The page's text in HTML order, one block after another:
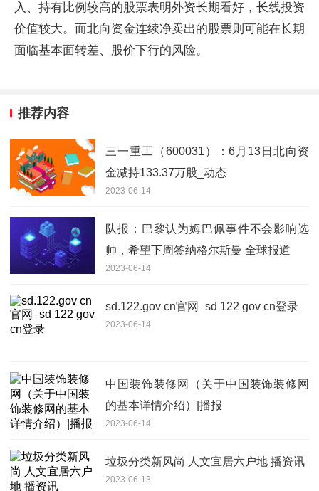
入、持有比例较高的股票表明外资长期看好，长线投资
价值较大。而北向资金连续净卖出的股票则可能在长期
面临基本面转差、股价下行的风险。
推荐内容
三一重工（600031）：6月13日北向资
金减持133.37万股_动态
2023-06-14
队报：巴黎认为姆巴佩事件不会影响选
帅，希望下周签纳格尔斯曼 全球报道
2023-06-14
sd.122.gov cn官网_sd 122 gov cn登录
2023-06-14
中国装饰装修网（关于中国装饰装修网
的基本详情介绍）|播报
2023-06-14
垃圾分类新风尚 人文宜居六户地 播资讯
2023-06-13